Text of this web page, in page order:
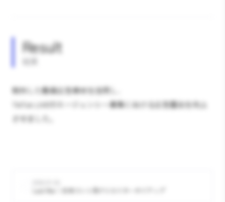
Result
結果
制作した動画広告素材を活用し、
TikTok LIVEのエージェンシー募集における広告露出を向上
させました。
Last War｜日本コント系クリエイタータイアップ